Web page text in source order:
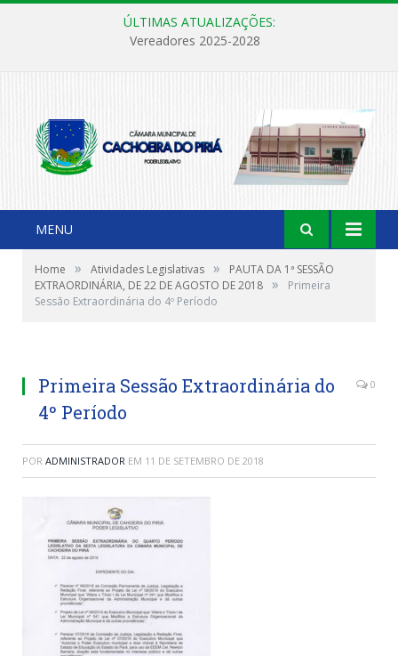
ÚLTIMAS ATUALIZAÇÕES:
Vereadores 2025-2028
MENU
Home » Atividades Legislativas »
PAUTA DA 1ª SESSÃO
EXTRAORDINÁRIA, DE 22 DE AGOSTO DE 2018 »
Primeira
Sessão Extraordinária do 4º Período
Primeira Sessão Extraordinária do
4º Período
0
POR ADMINISTRADOR EM 11 DE SETEMBRO DE 2018